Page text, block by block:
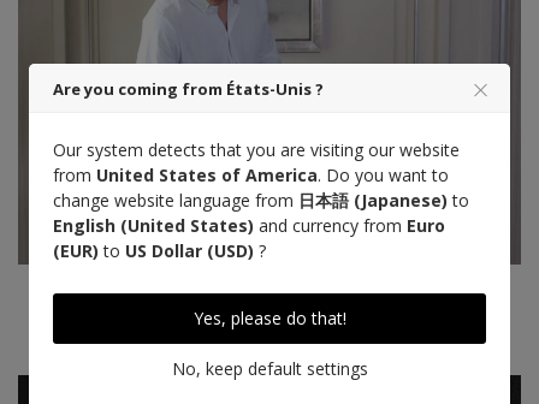
Designed in Paris
Made in Nouvelle Aquitaine
Are you coming from États-Unis ?
Our system detects that you are visiting our website
from United States of America. Do you want to
change website language from 日本語 (Japanese) to
English (United States) and currency from Euro
(EUR) to US Dollar (USD) ?
Yes, please do that!
No, keep default settings